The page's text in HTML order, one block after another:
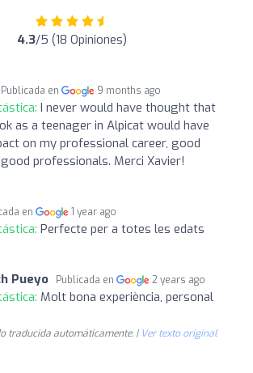
4.3/5 (18 Opiniones)
Publicada en 9 months ago
I never would have thought that
as a teenager in Alpicat would have
on my professional career, good
professionals. Merci Xavier!
en 1 year ago
Perfecte per a totes les edats
Pueyo Publicada en 2 years ago
Molt bona experiència, personal
traducida automáticamente. | Ver texto original